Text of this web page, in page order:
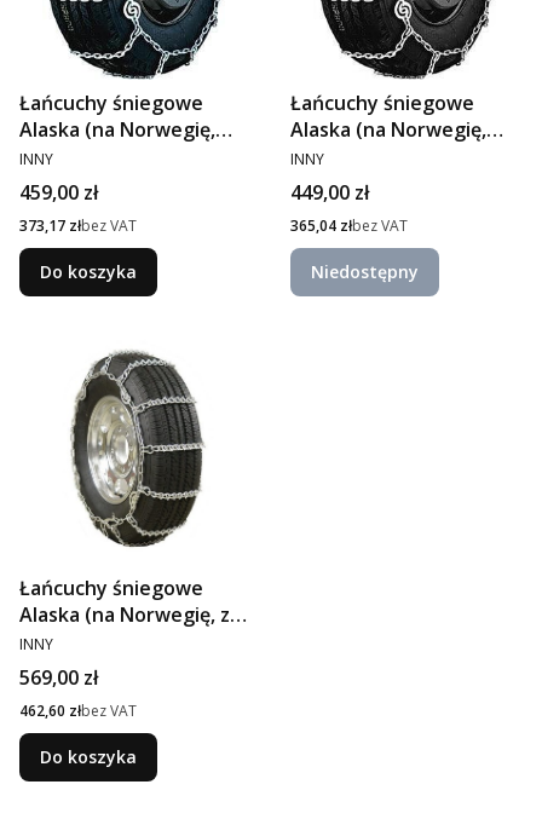
Łańcuchy śniegowe
Alaska (na Norwegię,
305/60R22.5)
PRODUCENT
INNY
Cena
459,00 zł
Cena
373,17 złbez VAT
Do koszyka
Łańcuchy śniegowe
Alaska (na Norwegię,
385/55R22.5)
PRODUCENT
INNY
Cena
449,00 zł
Cena
365,04 złbez VAT
Niedostępny
Łańcuchy śniegowe
Alaska (na Norwegię, z
kolcami, 315/80 R22.5)
PRODUCENT
INNY
Cena
569,00 zł
Cena
462,60 złbez VAT
Do koszyka